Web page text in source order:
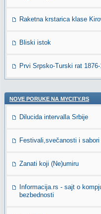
Raketna krstarica klase
Bliski istok
Prvi Srpsko-Turski rat
NOVE PORUKE NA MYCITY.RS
Dilucida intervalla Srbije
Festivali,svečanosti i sabori
Zanati koji (Ne)umiru
Informacija.rs - sajt o
bezbednosti